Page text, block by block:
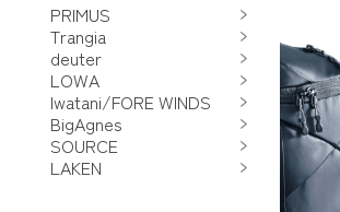
PRIMUS
Trangia
deuter
LOWA
Iwatani/FORE WINDS
BigAgnes
SOURCE
LAKEN